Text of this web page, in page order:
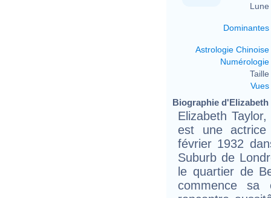
Lune
Dominantes
Astrologie Chinoise
Numérologie
Taille
Vues
Biographie d'Elizabeth
Elizabeth
est une actrice
février 1932
Suburb de
le quartier de
commence